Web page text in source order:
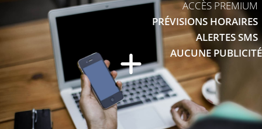
ACCÈS PREMIUM
PRÉVISIONS HORAIRES
ALERTES SMS
AUCUNE PUBLICITÉ